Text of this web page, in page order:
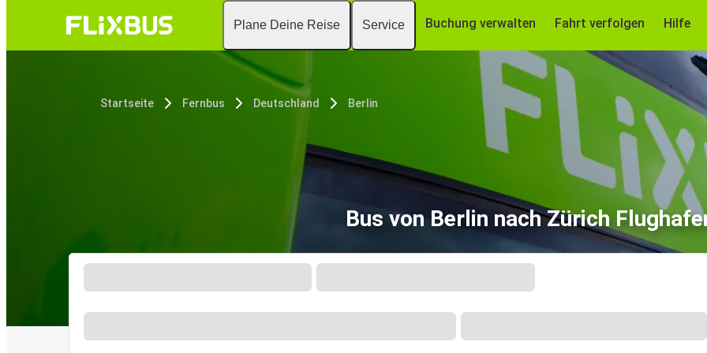
Plane Deine Reise Service Buchung verwalten Fahrt verfolgen Hilfe
Startseite Fernbus Deutschland Berlin
Bus von Berlin nach Zürich